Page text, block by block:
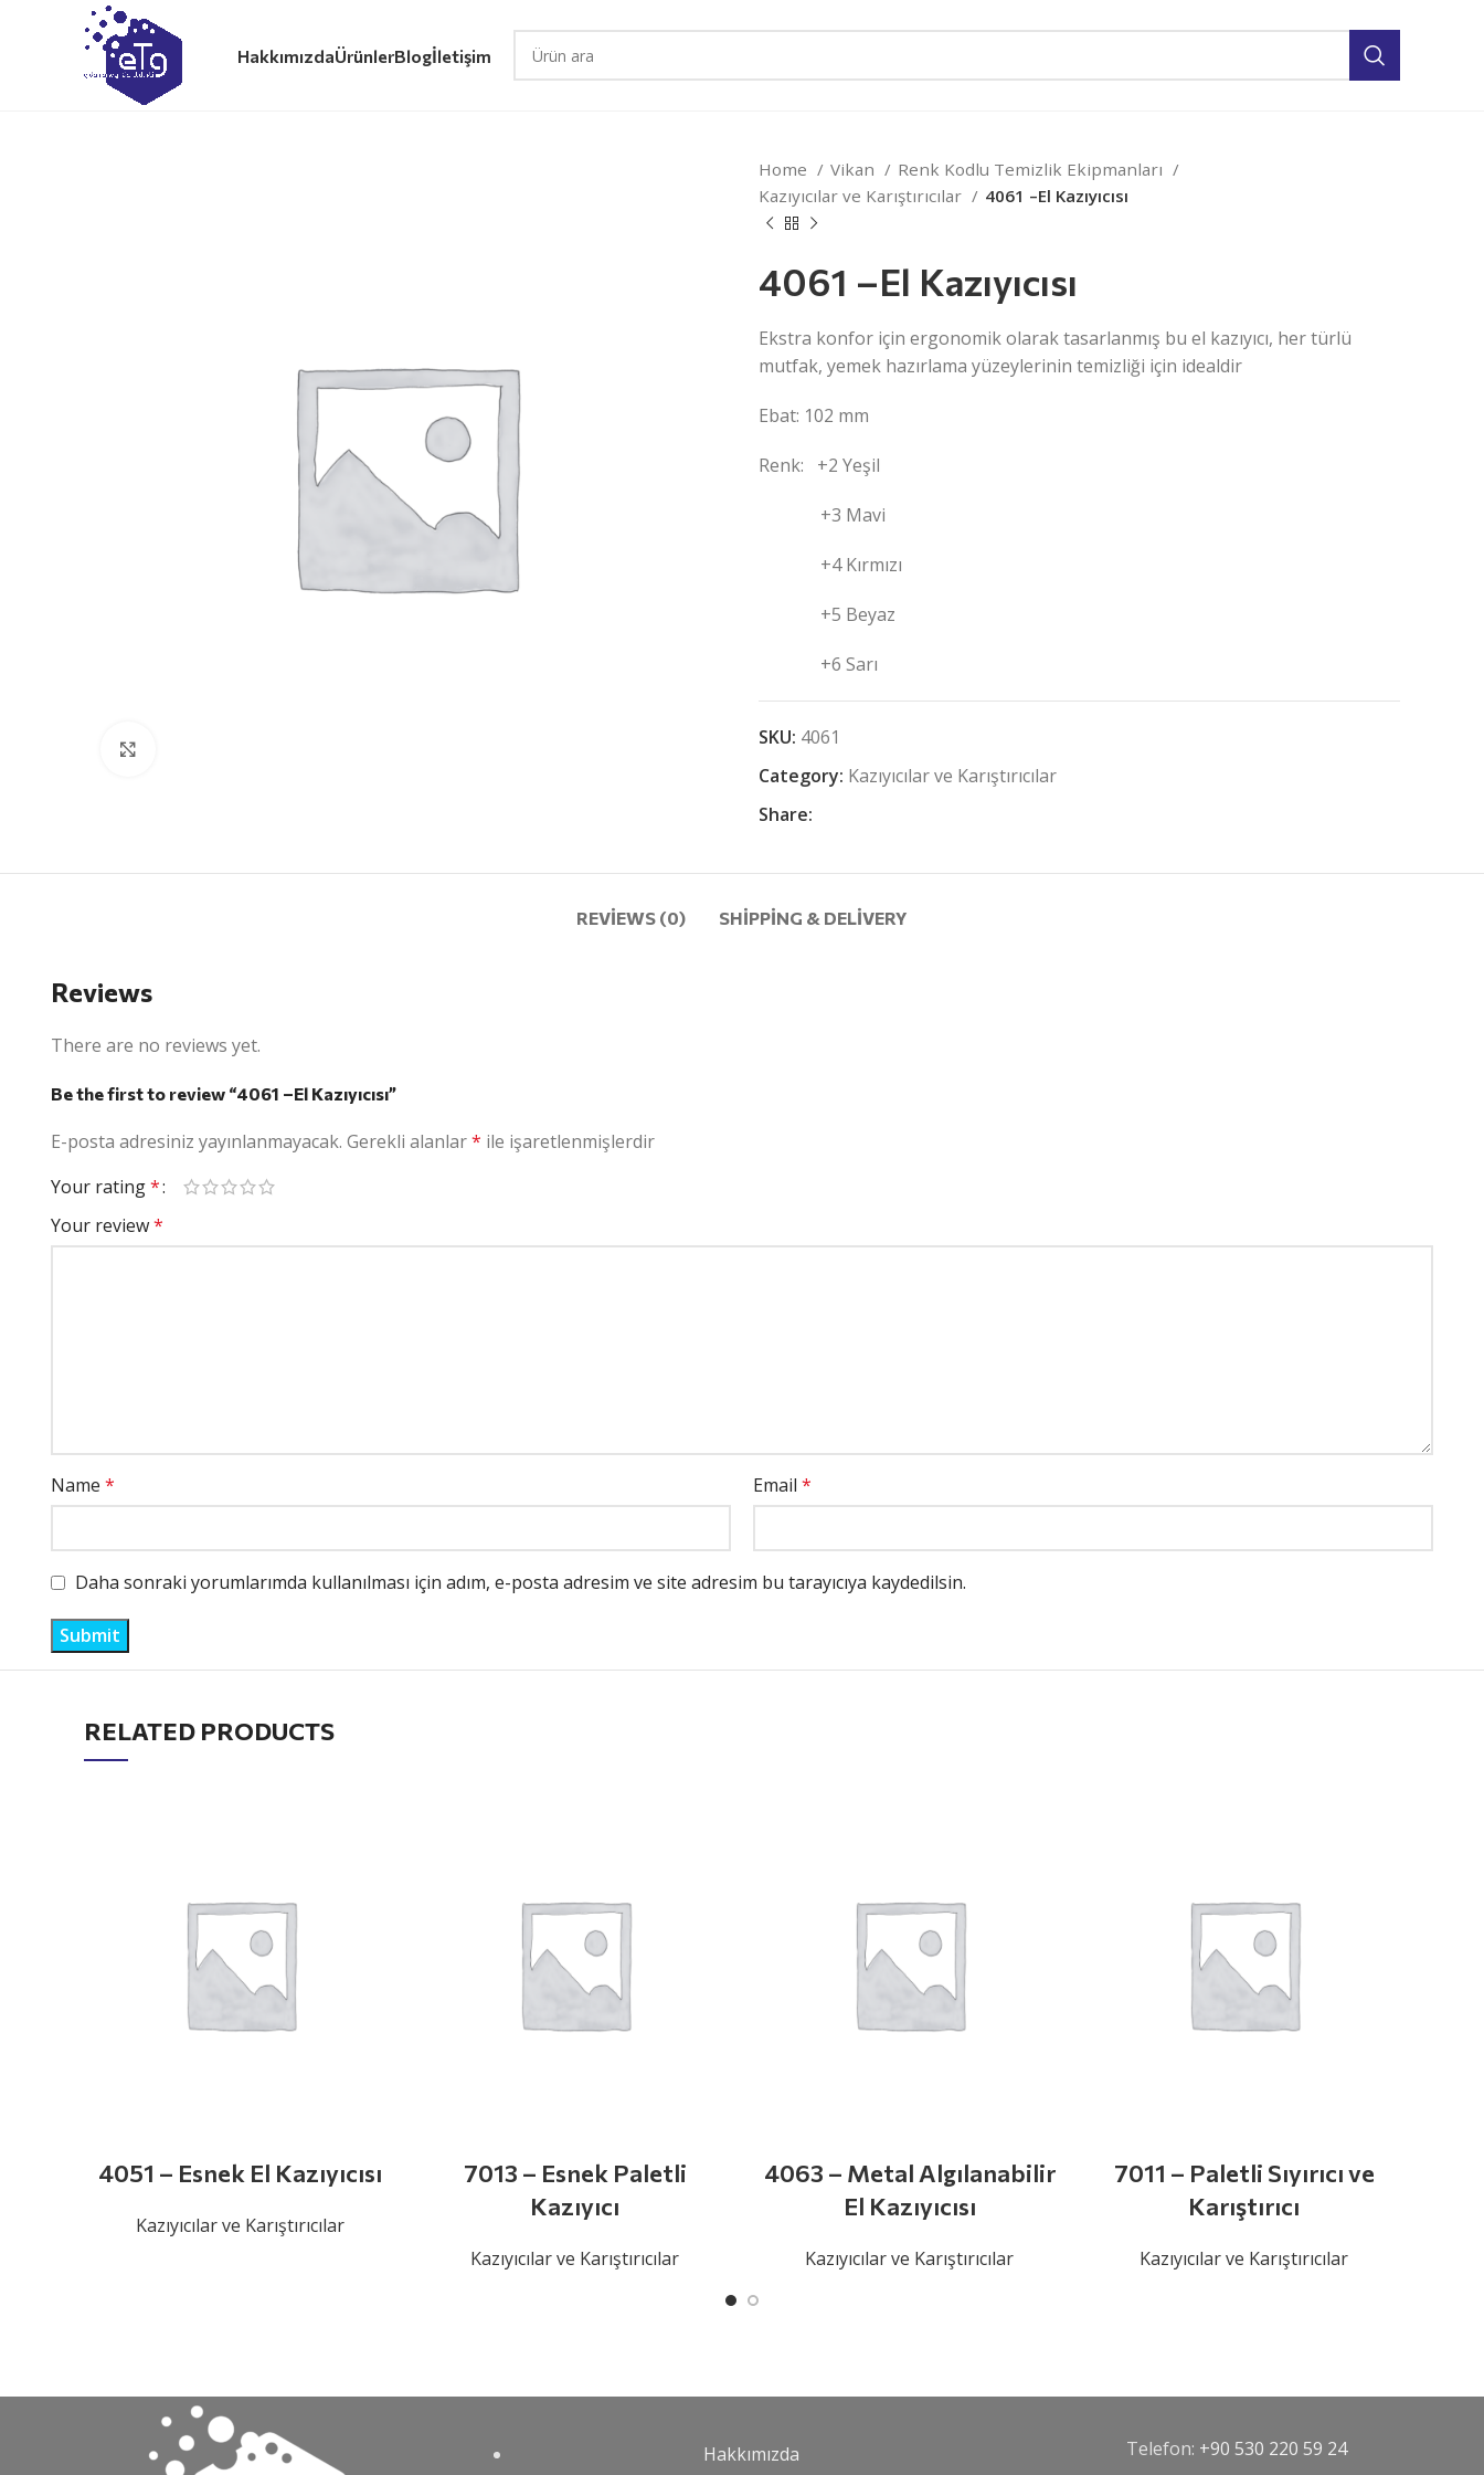
HakkımızdaÜrünlerBlogİletişim
Home Vikan
Renk Kodlu Temizlik Ekipmanları
Kazıyıcılar ve Karıştırıcılar
4061 –El Kazıyıcısı
4061 –El Kazıyıcısı
Ekstra konfor için ergonomik olarak tasarlanmış bu el kazıyıcı, her türlü
mutfak, yemek hazırlama yüzeylerinin temizliği için idealdir
Ebat: 102 mm
Renk: +2 Yeşil
+3 Mavi
+4 Kırmızı
+5 Beyaz
+6 Sarı
SKU: 4061
Category: Kazıyıcılar ve Karıştırıcılar
Share:
REVIEWS (0) SHIPPING & DELIVERY
Reviews
There are no reviews yet.
Be the first to review “4061 –El Kazıyıcısı”
E-posta adresiniz yayınlanmayacak. Gerekli alanlar* ile işaretlenmişlerdir
Your rating*
Your review*
Name * Email *
Daha sonraki yorumlarımda kullanılması için adım, e-posta adresim ve site adresim bu tarayıcıya kaydedilsin.
RELATED PRODUCTS
4051 – Esnek El Kazıyıcısı
Kazıyıcılar ve Karıştırıcılar
7013 – Esnek Paletli
Kazıyıcı
Kazıyıcılar ve Karıştırıcılar
4063 – Metal Algılanabilir
El Kazıyıcısı
Kazıyıcılar ve Karıştırıcılar
7011 – Paletli Sıyırıcı ve
Karıştırıcı
Kazıyıcılar ve Karıştırıcılar
Hakkımızda Telefon: +90 530 220 59 24